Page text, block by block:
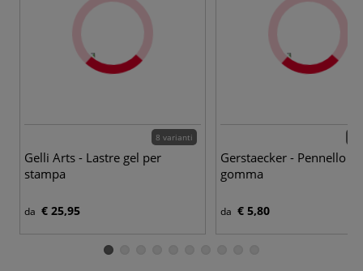
8 varianti
Gelli Arts - Lastre gel per
stampa
da € 25,95
Gerstaecker - Pennello in
gomma
da € 5,80